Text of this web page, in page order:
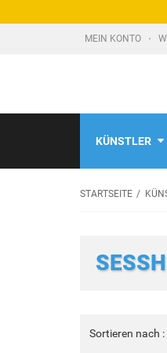
MEIN KONTO
KÜNSTLER
STARTSEITE
Sortieren nach :